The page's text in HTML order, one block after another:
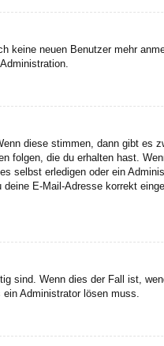
neuen Benutzer mehr
diese stimmen, dann gibt es
folgen, die du erhalten hast.
erledigen oder ein
E-Mail-Adresse korrekt
sind. Wenn dies der Fall ist,
Administrator lösen muss.